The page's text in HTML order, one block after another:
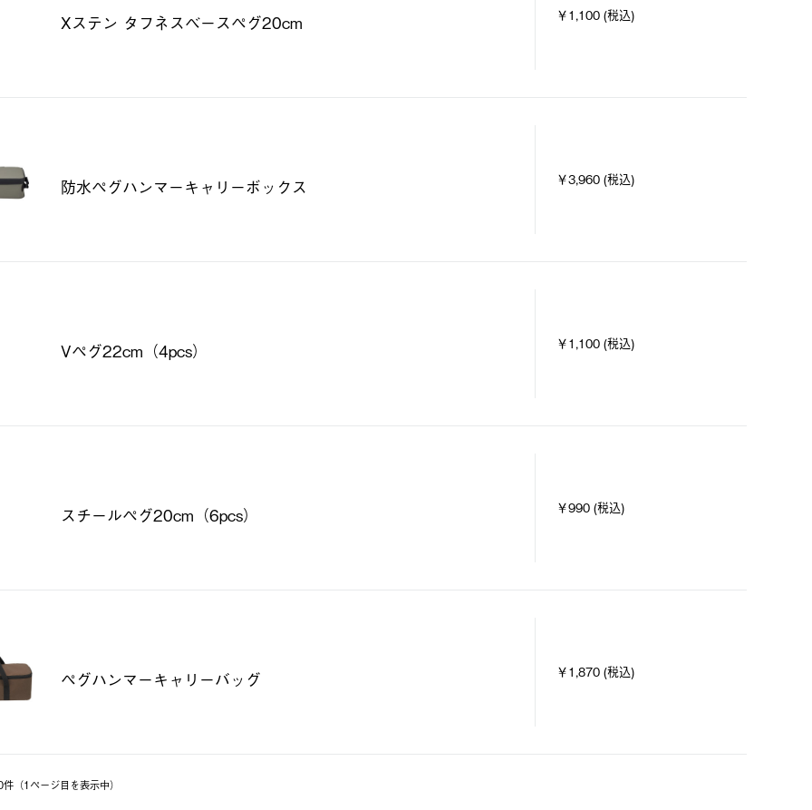
Xステン タフネスベースペグ20cm ￥1,100 (税込)
防水ペグハンマーキャリーボックス ￥3,960 (税込)
Vペグ22cm（4pcs） ￥1,100 (税込)
スチールペグ20cm（6pcs） ￥990 (税込)
ペグハンマーキャリーバッグ ￥1,870 (税込)
（1ページ⽬を表⽰中）